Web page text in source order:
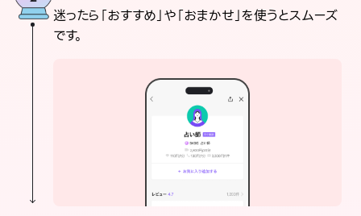
迷ったら「おすすめ」や「おまかせ」を使うとスムーズ
です。